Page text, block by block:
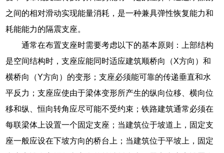
之间的相对滑动实现能量消耗，是一种兼具弹性恢复能力和
耗能能力的隔震支座。
通常在布置支座时需要考虑以下的基本原则：上部结构
是空间结构时，支座应能同时适应建筑顺桥向（X方向）和
横桥向（Y方向）的变形；支座必须能可靠的传递垂直和水
平反力；支座应使由于梁体变形所产生的纵向位移、横向位
移和纵、恒向转角应尽可能不受约束；铁路建筑通常必须在
每联梁体上设置一个固定支座；当建筑位于坡道上，固定支
座一般应设在下坡方向的桥台上；当建筑位于平坡上，固定